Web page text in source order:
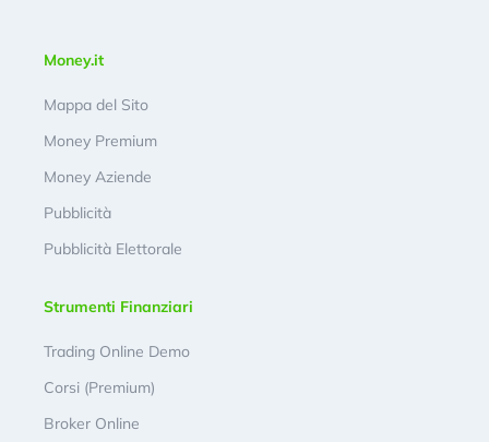
Money.it
Mappa del Sito
Money Premium
Money Aziende
Pubblicità
Pubblicità Elettorale
Strumenti Finanziari
Trading Online Demo
Corsi (Premium)
Broker Online